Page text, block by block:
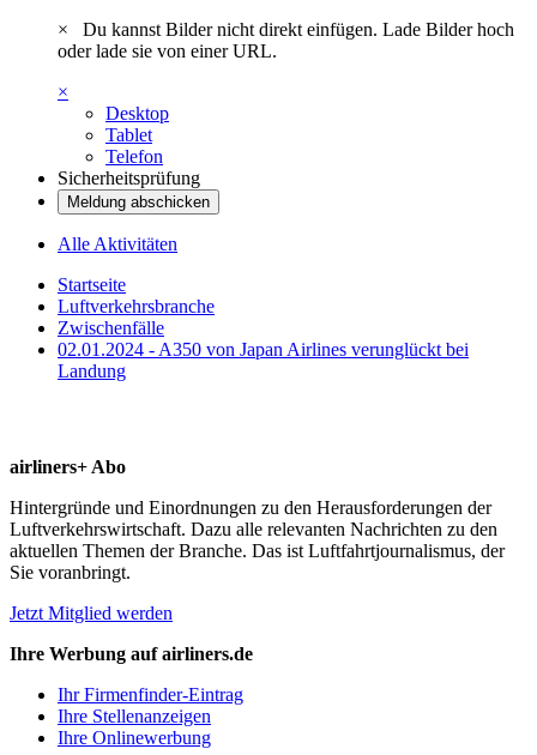
×
Du kannst Bilder nicht direkt einfügen. Lade Bilder hoch
oder lade sie von einer URL.
×
Desktop
Tablet
Telefon
Sicherheitsprüfung
Meldung abschicken
Alle Aktivitäten
Startseite
Luftverkehrsbranche
Zwischenfälle
02.01.2024 - A350 von Japan Airlines verunglückt bei
Landung
airliners+ Abo
Hintergründe und Einordnungen zu den Herausforderungen der
Luftverkehrswirtschaft. Dazu alle relevanten Nachrichten zu den
aktuellen Themen der Branche. Das ist Luftfahrtjournalismus, der
Sie voranbringt.
Jetzt Mitglied werden
Ihre Werbung auf airliners.de
Ihr Firmenfinder-Eintrag
Ihre Stellenanzeigen
Ihre Onlinewerbung